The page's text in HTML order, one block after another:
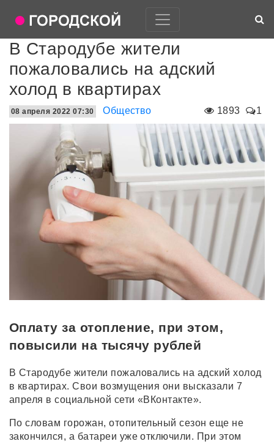
В Стародубе жители
пожаловались на адский
холод в квартирах
1893 1
08 апреля 2022 07:30 Общество
Оплату за отопление, при этом,
повысили на тысячу рублей
В Стародубе жители пожаловались на адский холод
в квартирах. Свои возмущения они высказали 7
апреля в социальной сети «ВКонтакте».
По словам горожан, отопительный сезон еще не
закончился, а батареи уже отключили. При этом